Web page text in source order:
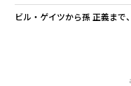
ビル・ゲイツから孫 正義まで